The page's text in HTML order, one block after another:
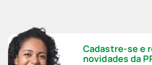
Cadastre-se e
novidades da